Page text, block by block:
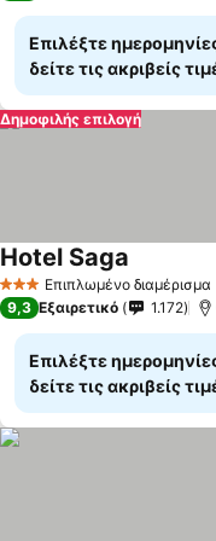
Επιλέξτε
δείτε τις ακριβείς
Δημοφιλής επιλογή
3 ΑστέριαΕπιπλωμένο διαμέρισμα
Hotel Saga
9,3 Εξαιρετικό 1.172
Επιλέξτε
δείτε τις ακριβείς